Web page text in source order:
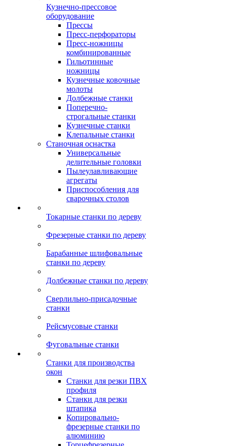
Кузнечно-прессовое
оборудование
Прессы
Пресс-перфораторы
Пресс-ножницы
комбинированные
Гильотинные
ножницы
Кузнечные ковочные
молоты
Долбежные станки
Поперечно-
строгальные станки
Кузнечные станки
Клепальные станки
Станочная оснастка
Универсальные
делительные головки
Пылеулавливающие
агрегаты
Приспособления для
сварочных столов
Токарные станки по дереву
Фрезерные станки по дереву
Барабанные шлифовальные
станки по дереву
Долбежные станки по дереву
Сверлильно-присадочные
станки
Рейсмусовые станки
Фуговальные станки
Станки для производства
окон
Станки для резки ПВХ
профиля
Станки для резки
штапика
Копировально-
фрезерные станки по
алюминию